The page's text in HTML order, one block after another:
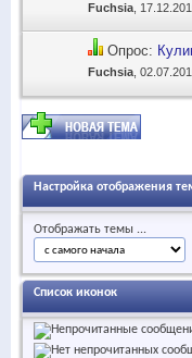
Fuchsia ,
Опрос:
Fuchsia ,
Настройка отображения
Отображать темы ...
Список иконок